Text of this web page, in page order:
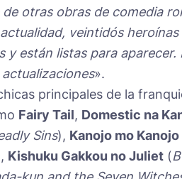
otras obras de comedia
veintidós
están listas para aparecer.
».
principales de la
Fairy Tail, Domestic na
Sins), Kanojo mo Kanojo
Kishuku Gakkou no Juliet (